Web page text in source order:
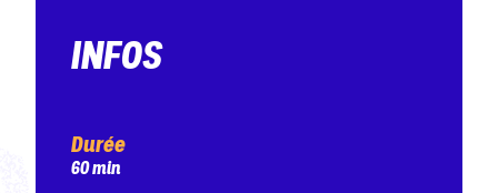
INFOS
Durée
60 min